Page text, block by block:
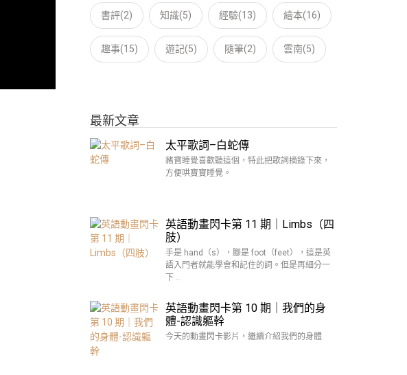
書評(2) 知識(5) 經驗(13) 繪本(16)
趣事(15) 遊記(5) 隨筆(2) 雲南(5)
最新文章
太平歌詞–白蛇傳
豬寶睡覺喜歡聽這個，特此把歌詞摘錄下來，
方便哄寶寶睡覺。
英語動畫閃卡第 11 期｜Limbs（四
肢）
手是 hand（s），腳是 foot（feet），這是英
語入門者就能學會和記住的詞。但是再細分一
下 …
英語動畫閃卡第 10 期｜我們的身
體-認識軀幹
今天的動畫閃卡影片，繼續介紹我們的身體